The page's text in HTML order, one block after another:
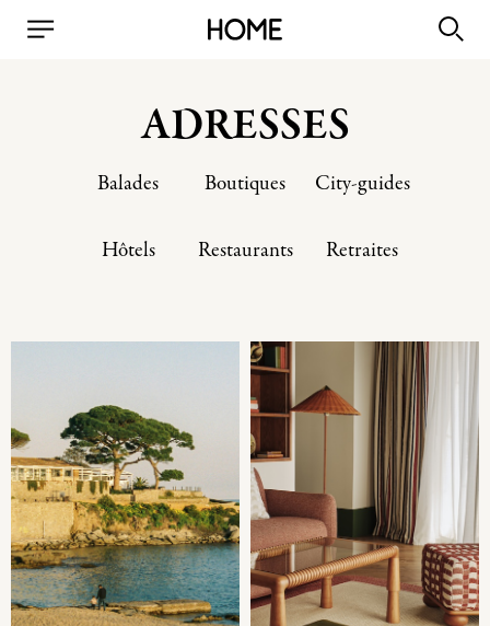
ADRESSES
Balades Boutiques City-guides
Hôtels Restaurants Retraites